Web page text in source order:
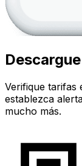
Verifique tarifas
establezca
mucho más.